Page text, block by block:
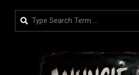
Search